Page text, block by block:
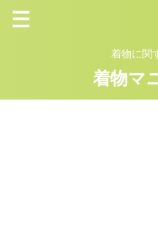
着物に関
着物マ